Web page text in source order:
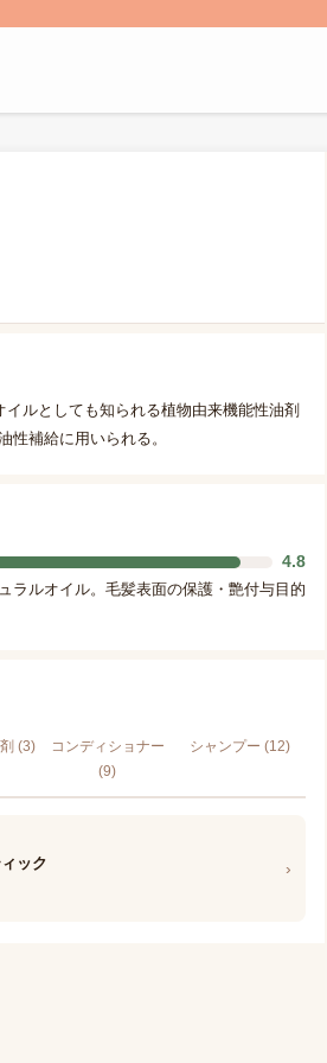
ルとしても知られる植物由来機能性油剤
補給に用いられる。
4.8
ラルオイル。毛髪表面の保護・艶付与目的
(3)
コンディショナー
(9)
シャンプー (12)
ック ›